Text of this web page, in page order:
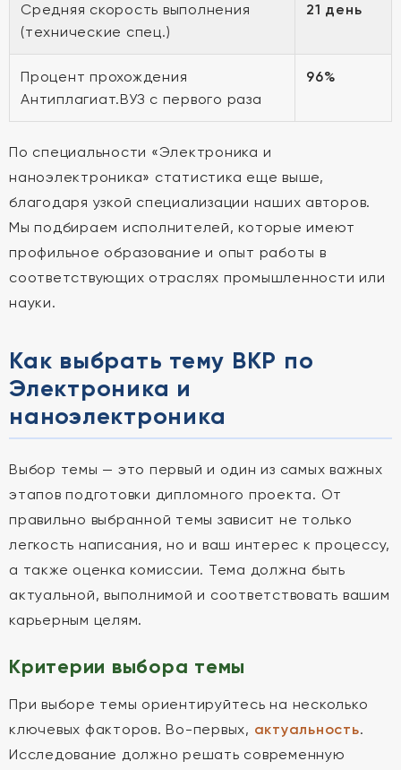
Средняя скорость выполнения
(технические спец.)
21 день
Процент прохождения
Антиплагиат.ВУЗ с первого раза
96%
По специальности «Электроника и
наноэлектроника» статистика еще выше,
благодаря узкой специализации наших авторов.
Мы подбираем исполнителей, которые имеют
профильное образование и опыт работы в
соответствующих отраслях промышленности или
науки.
Как выбрать тему ВКР по
Электроника и
наноэлектроника
Выбор темы — это первый и один из самых важных
этапов подготовки дипломного проекта. От
правильно выбранной темы зависит не только
легкость написания, но и ваш интерес к процессу,
а также оценка комиссии. Тема должна быть
актуальной, выполнимой и соответствовать вашим
карьерным целям.
Критерии выбора темы
При выборе темы ориентируйтесь на несколько
ключевых факторов. Во-первых, актуальность.
Исследование должно решать современную